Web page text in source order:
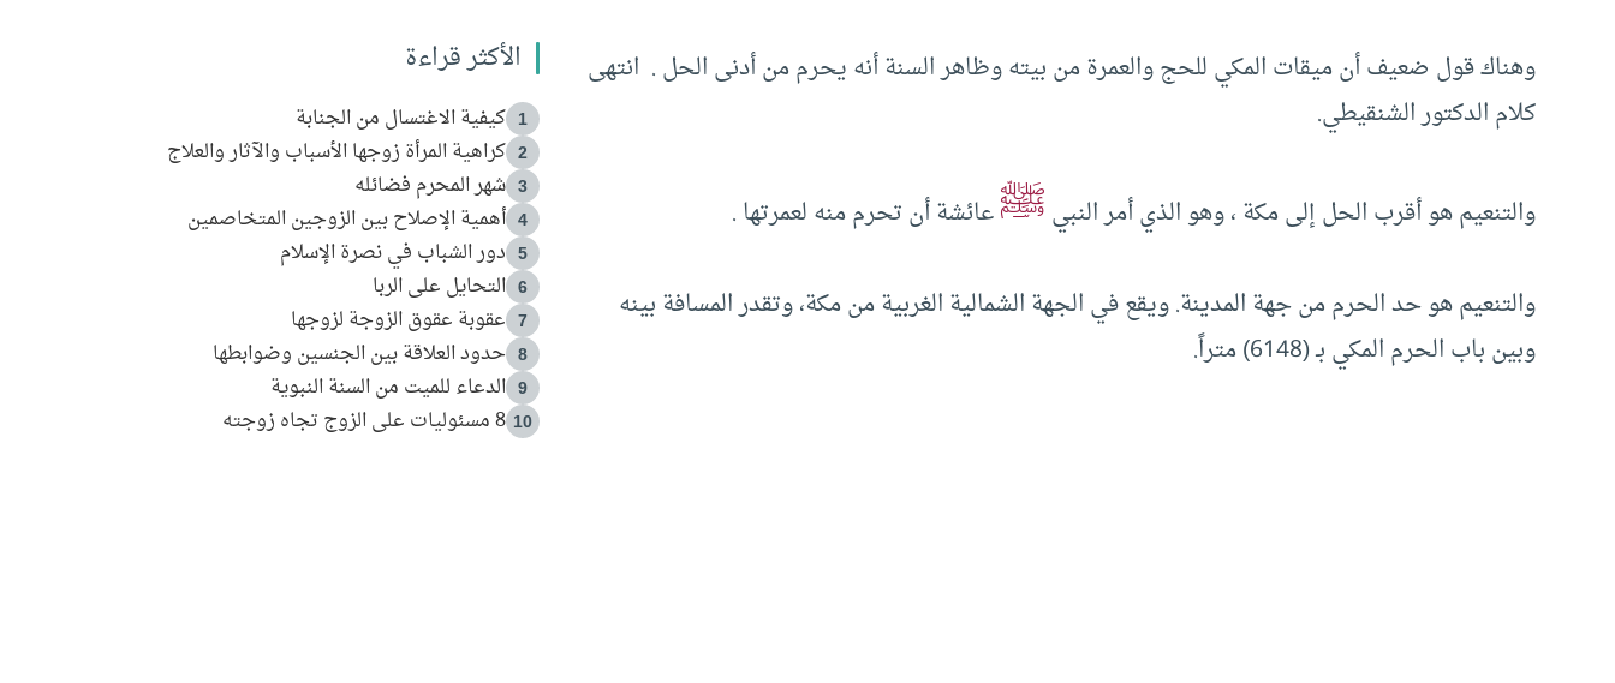
وهناك قول ضعيف أن ميقات المكي للحج والعمرة من بيته وظاهر السنة أنه يحرم من أدنى الحل . ‏ انتهى
كلام الدكتور الشنقيطي.
والتنعيم هو أقرب الحل إلى مكة ، وهو الذي أمر النبيﷺعائشة أن تحرم منه لعمرتها .
والتنعيم هو حد الحرم من جهة المدينة. ويقع في الجهة الشمالية الغربية من مكة، وتقدر المسافة بينه
وبين باب الحرم المكي بـ (6148) متراً.
الأكثر قراءة
1 كيفية الاغتسال من الجنابة
2 كراهية المرأة زوجها الأسباب والآثار والعلاج
3 شهر المحرم فضائله
4 أهمية الإصلاح بين الزوجين المتخاصمين
5 دور الشباب في نصرة الإسلام
6 التحايل على الربا
7 عقوبة عقوق الزوجة لزوجها
8 حدود العلاقة بين الجنسين وضوابطها
9 الدعاء للميت من السنة النبوية
10 8 مسئوليات على الزوج تجاه زوجته